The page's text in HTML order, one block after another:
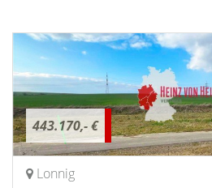
443.170,- €
Lonnig